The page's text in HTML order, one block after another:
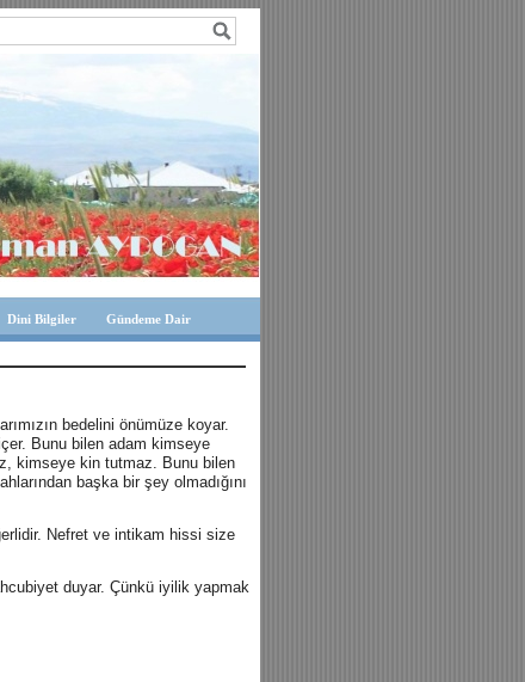
Dini Bilgiler Gündeme Dair
bedelini önümüze koyar.
Bunu bilen adam kimseye
kimseye kin tutmaz. Bunu bilen
başka bir şey olmadığını
Nefret ve intikam hissi size
duyar. Çünkü iyilik yapmak